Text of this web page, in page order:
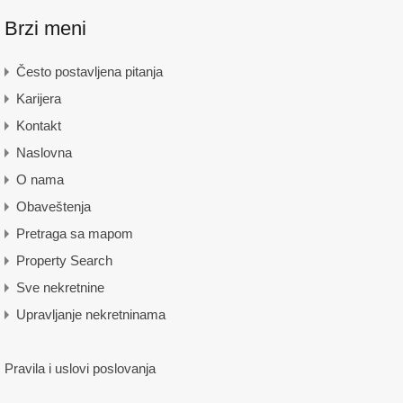
Brzi meni
Često postavljena pitanja
Karijera
Kontakt
Naslovna
O nama
Obaveštenja
Pretraga sa mapom
Property Search
Sve nekretnine
Upravljanje nekretninama
Pravila i uslovi poslovanja